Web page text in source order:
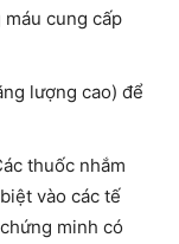
cung cấp
lượng cao) để
thuốc nhắm
vào các tế
minh có